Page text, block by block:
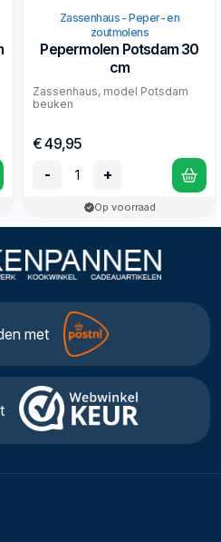
Zassenhaus - Peper- en
zoutmolens
Pepermolen Potsdam 30
cm
Zassenhaus, model Potsdam
beuken
€ 49,95
-
+
Op voorraad
met